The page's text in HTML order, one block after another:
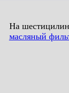
На
масляный